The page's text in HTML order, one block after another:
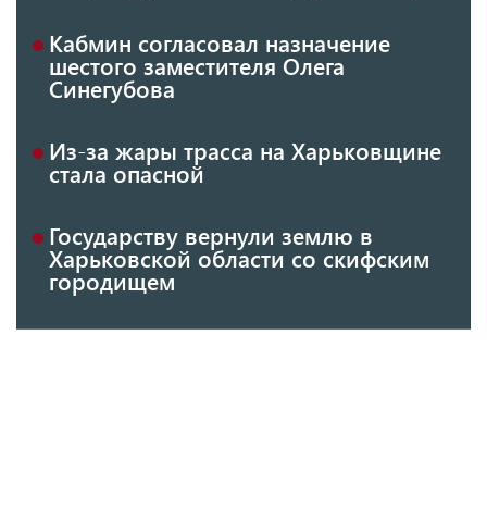
Кабмин согласовал назначение
шестого заместителя Олега
Синегубова
Из-за жары трасса на Харьковщине
стала опасной
Государству вернули землю в
Харьковской области со скифским
городищем